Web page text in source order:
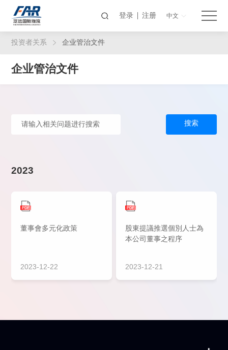
登录 注册 中文
投资者关系 企业管治文件
企业管治文件
搜索
2023
董事會多元化政策
2023-12-22
股東提議推選個別人士為
本公司董事之程序
2023-12-21